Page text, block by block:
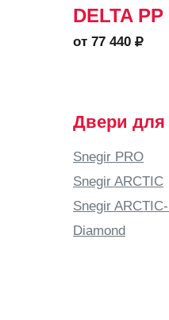
DELTA
от 77 440
Двери
Snegir PRO
Snegir ARCTIC
Snegir
Diamond